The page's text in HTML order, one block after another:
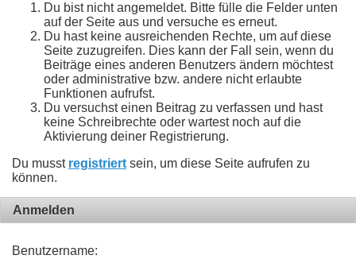
Du bist nicht angemeldet. Bitte fülle die Felder unten
auf der Seite aus und versuche es erneut.
Du hast keine ausreichenden Rechte, um auf diese
Seite zuzugreifen. Dies kann der Fall sein, wenn du
Beiträge eines anderen Benutzers ändern möchtest
oder administrative bzw. andere nicht erlaubte
Funktionen aufrufst.
Du versuchst einen Beitrag zu verfassen und hast
keine Schreibrechte oder wartest noch auf die
Aktivierung deiner Registrierung.
Du musst registriert sein, um diese Seite aufrufen zu
können.
Anmelden
Benutzername: